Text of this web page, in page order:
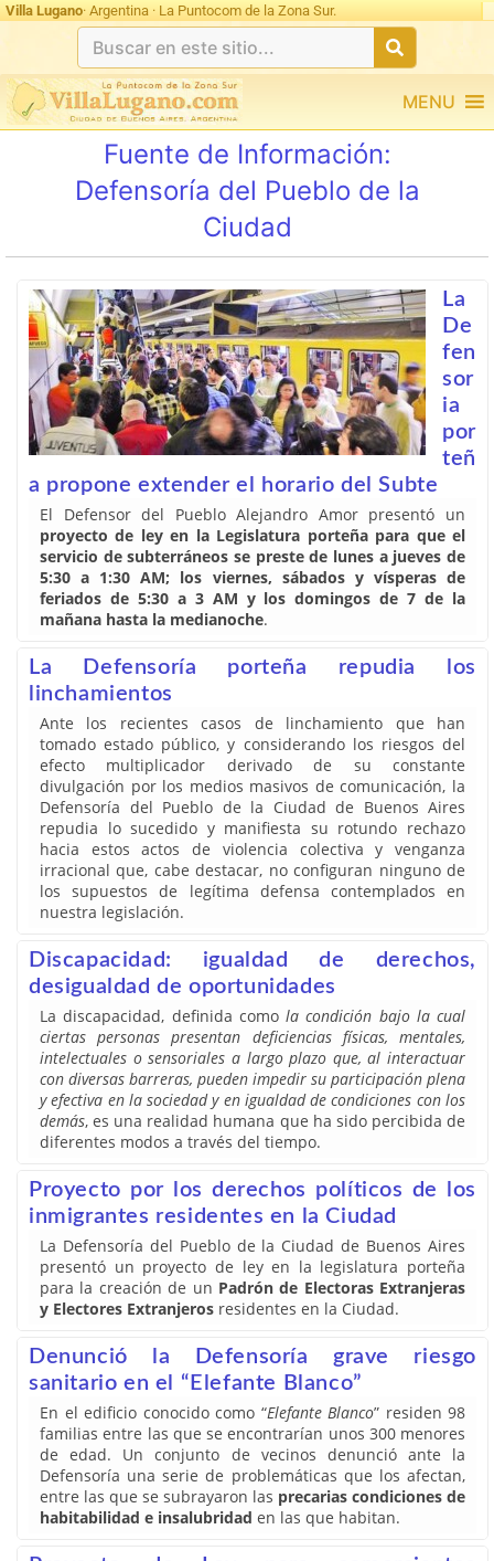
Villa Lugano· Argentina · La Puntocom de la Zona Sur.
MENU
Fuente de Información:
Defensoría del Pueblo de la
Ciudad
La
De
fen
sor
ia
por
teñ
a propone extender el horario del Subte
El Defensor del Pueblo Alejandro Amor presentó un
proyecto de ley en la Legislatura porteña para que el
servicio de subterráneos se preste de lunes a jueves de
5:30 a 1:30 AM; los viernes, sábados y vísperas de
feriados de 5:30 a 3 AM y los domingos de 7 de la
mañana hasta la medianoche.
La Defensoría porteña repudia los
linchamientos
Ante los recientes casos de linchamiento que han
tomado estado público, y considerando los riesgos del
efecto multiplicador derivado de su constante
divulgación por los medios masivos de comunicación, la
Defensoría del Pueblo de la Ciudad de Buenos Aires
repudia lo sucedido y manifiesta su rotundo rechazo
hacia estos actos de violencia colectiva y venganza
irracional que, cabe destacar, no configuran ninguno de
los supuestos de legítima defensa contemplados en
nuestra legislación.
Discapacidad: igualdad de derechos,
desigualdad de oportunidades
La discapacidad, definida como la condición bajo la cual
ciertas personas presentan deficiencias físicas, mentales,
intelectuales o sensoriales a largo plazo que, al interactuar
con diversas barreras, pueden impedir su participación plena
y efectiva en la sociedad y en igualdad de condiciones con los
demás, es una realidad humana que ha sido percibida de
diferentes modos a través del tiempo.
Proyecto por los derechos políticos de los
inmigrantes residentes en la Ciudad
La Defensoría del Pueblo de la Ciudad de Buenos Aires
presentó un proyecto de ley en la legislatura porteña
para la creación de un Padrón de Electoras Extranjeras
y Electores Extranjeros residentes en la Ciudad.
Denunció la Defensoría grave riesgo
sanitario en el “Elefante Blanco”
En el edificio conocido como “Elefante Blanco” residen 98
familias entre las que se encontrarían unos 300 menores
de edad. Un conjunto de vecinos denunció ante la
Defensoría una serie de problemáticas que los afectan,
entre las que se subrayaron las precarias condiciones de
habitabilidad e insalubridad en las que habitan.